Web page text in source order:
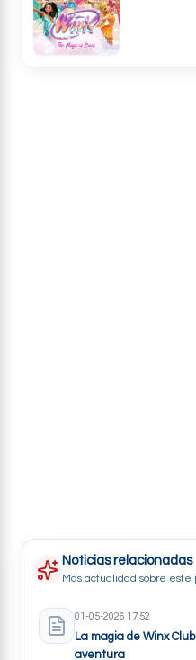
Noticias relacionadas
Más actualidad sobre este
01-05-2026 17:52
La magia de Winx
aventura